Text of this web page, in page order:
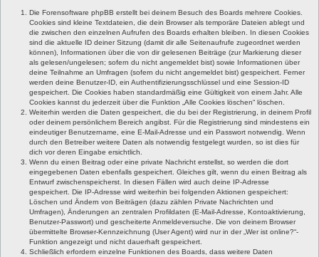
Die Forensoftware phpBB erstellt bei deinem Besuch des Boards mehrere Cookies.
Cookies sind kleine Textdateien, die dein Browser als temporäre Dateien ablegt und
die zwischen den einzelnen Aufrufen des Boards erhalten bleiben. In diesen Cookies
sind die aktuelle ID deiner Sitzung (damit dir alle Seitenaufrufe zugeordnet werden
können), Informationen über die von dir gelesenen Beiträge (zur Markierung dieser
als gelesen/ungelesen; sofern du nicht angemeldet bist) sowie Informationen über
deine Teilnahme an Umfragen (sofern du nicht angemeldet bist) gespeichert. Ferner
werden deine Benutzer-ID, ein Authentifizierungsschlüssel und eine Session-ID
gespeichert. Die Cookies haben standardmäßig eine Gültigkeit von einem Jahr. Alle
Cookies kannst du jederzeit über die Funktion „Alle Cookies löschen“ löschen.
Weiterhin werden die Daten gespeichert, die du bei der Registrierung, in deinem Profil
oder deinem persönlichem Bereich angibst. Für die Registrierung sind mindestens ein
eindeutiger Benutzername, eine E-Mail-Adresse und ein Passwort notwendig. Wenn
durch den Betreiber weitere Daten als notwendig festgelegt wurden, so ist dies für
dich vor deren Eingabe ersichtlich.
Wenn du einen Beitrag oder eine private Nachricht erstellst, so werden die dort
eingegebenen Daten ebenfalls gespeichert. Gleiches gilt, wenn du einen Beitrag als
Entwurf zwischenspeicherst. In diesen Fällen wird auch deine IP-Adresse
gespeichert. Die IP-Adresse wird weiterhin bei folgenden Aktionen gespeichert:
Löschen und Ändern von Beiträgen (dazu zählen Private Nachrichten und
Umfragen), Änderungen an zentralen Profildaten (E-Mail-Adresse, Kontoaktivierung,
Benutzer-Passwort) und gescheiterte Anmeldeversuche. Die von deinem Browser
übermittelte Browser-Kennzeichnung (User Agent) wird nur in der „Wer ist online?“-
Funktion angezeigt und nicht dauerhaft gespeichert.
Schließlich erfordern einzelne Funktionen des Boards, dass weitere Daten